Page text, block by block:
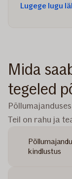
Lugege lugu
Mida
tegeled
Teil on rahu ja
kindlustus